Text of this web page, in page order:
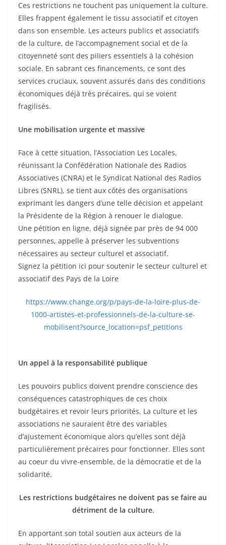
Ces restrictions ne touchent pas uniquement la culture.
Elles frappent également le tissu associatif et citoyen
dans son ensemble. Les acteurs publics et associatifs
de la culture, de l’accompagnement social et de la
citoyenneté sont des piliers essentiels à la cohésion
sociale. En sabrant ces financements, ce sont des
services cruciaux, souvent assurés dans des conditions
économiques déjà très précaires, qui se voient
fragilisés.
Une mobilisation urgente et massive
Face à cette situation, l’Association Les Locales,
réunissant la Confédération Nationale des Radios
Associatives (CNRA) et le Syndicat National des Radios
Libres (SNRL), se tient aux côtés des organisations
exprimant les dangers d’une telle décision et appelant
la Présidente de la Région à renouer le dialogue.
Une pétition en ligne, déjà signée par près de 94 000
personnes, appelle à préserver les subventions
nécessaires au secteur culturel et associatif.
Signez la pétition ici pour soutenir le secteur culturel et
associatif des Pays de la Loire
https://www.change.org/p/pays-de-la-loire-plus-de-
1000-artistes-et-professionnels-de-la-culture-se-
mobilisent?source_location=psf_petitions
Un appel à la responsabilité publique
Les pouvoirs publics doivent prendre conscience des
conséquences catastrophiques de ces choix
budgétaires et revoir leurs priorités. La culture et les
associations ne sauraient être des variables
d’ajustement économique alors qu’elles sont déjà
particulièrement précaires pour fonctionner. Elles sont
au coeur du vivre-ensemble, de la démocratie et de la
solidarité.
Les restrictions budgétaires ne doivent pas se faire au
détriment de la culture.
En apportant son total soutien aux acteurs de la